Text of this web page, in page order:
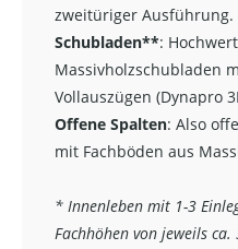
zweitüriger Ausführung.
Schubladen**:
Massivholzschubladen
Vollauszügen (Dynapro
Offene Spalten: Also
mit Fachböden aus
* Innenleben mit 1-3
Fachhöhen von jeweils ca.